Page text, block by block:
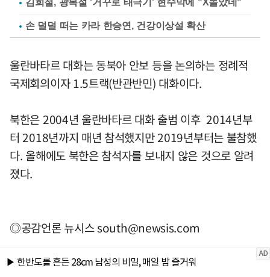
김희철, 광복절 '거꾸로 태극기' 현수막에 "X돌았네"
손 덜덜 떠는 카라 한승연, 건강이상설 확산
울란바타르 대화는 동북아 안보 등을 논의하는 정례적
국제회의이자 1.5트랙(반관반민) 대화이다.
북한은 2004년 울란바타르 대화 출범 이후 2014년부
터 2018년까지 매년 참석했지만 2019년부터는 불참했
다. 올해에도 북한은 참석자를 보내지 않은 것으로 알려
졌다.
◎공감언론 뉴시스south@newsis.com